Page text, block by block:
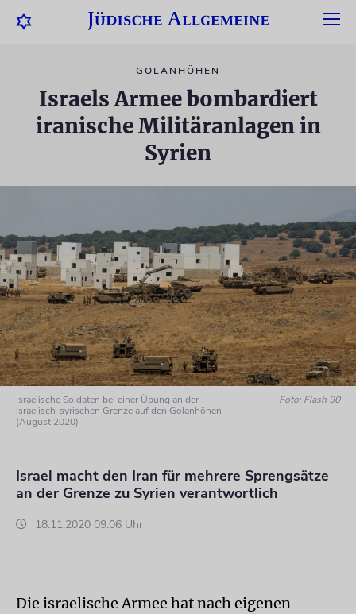
GOLANHÖHEN
Israels Armee bombardiert
iranische Militäranlagen in
Syrien
Israelische Soldaten bei einer Übung an der
israelisch-syrischen Grenze auf den Golanhöhen
(August 2020)
Foto: Flash 90
Israel macht den Iran für mehrere Sprengsätze
an der Grenze zu Syrien verantwortlich
18.11.2020 09:06 Uhr
Die israelische Armee hat nach eigenen